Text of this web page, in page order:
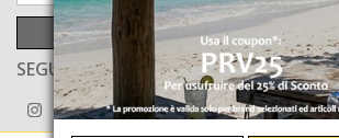
INVIA
SEGUICI ANCHE SU